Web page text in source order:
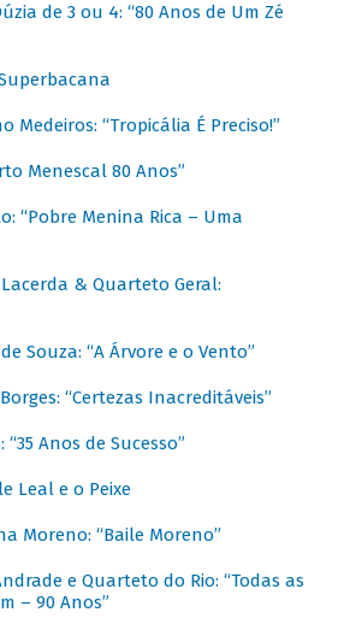
de 3 ou 4: “80 Anos de Um Zé
Medeiros: “Tropicália É Preciso!”
Menescal 80 Anos”
“Pobre Menina Rica – Uma
& Quarteto Geral:
Souza: “A Árvore e o Vento”
“Certezas Inacreditáveis”
“35 Anos de Sucesso”
Leal e o Peixe
Moreno: “Baile Moreno”
e Quarteto do Rio: “Todas as
– 90 Anos”